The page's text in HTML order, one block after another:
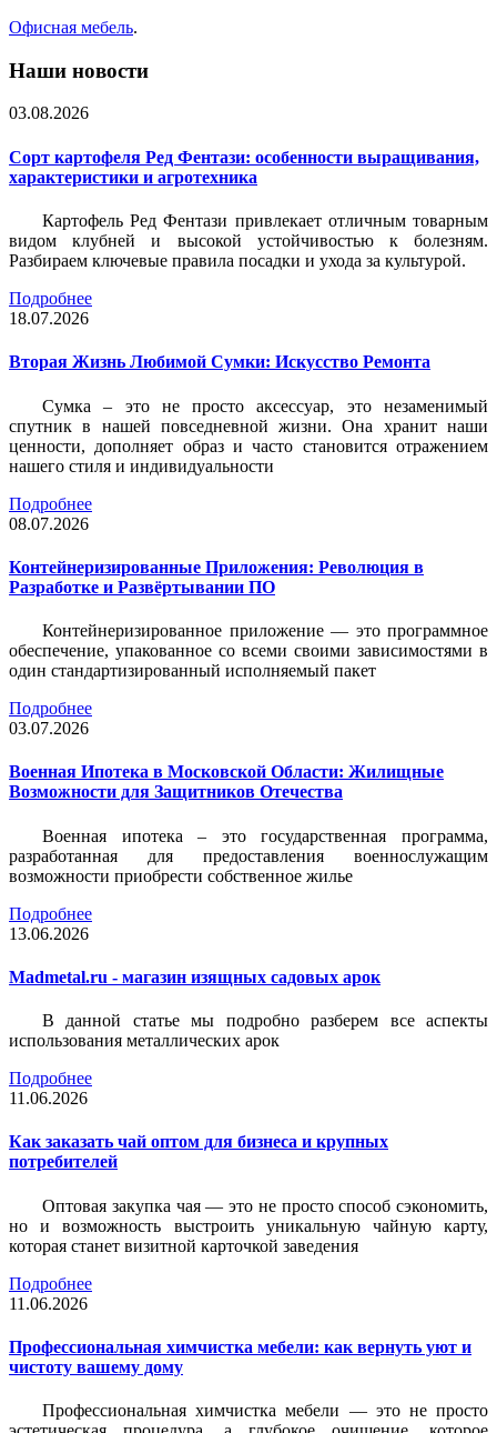
Офисная мебель.
Наши новости
03.08.2026
Сорт картофеля Ред Фентази: особенности выращивания,
характеристики и агротехника
Картофель Ред Фентази привлекает отличным товарным
видом клубней и высокой устойчивостью к болезням.
Разбираем ключевые правила посадки и ухода за культурой.
Подробнее
18.07.2026
Вторая Жизнь Любимой Сумки: Искусство Ремонта
Сумка – это не просто аксессуар, это незаменимый
спутник в нашей повседневной жизни. Она хранит наши
ценности, дополняет образ и часто становится отражением
нашего стиля и индивидуальности
Подробнее
08.07.2026
Контейнеризированные Приложения: Революция в
Разработке и Развёртывании ПО
Контейнеризированное приложение — это программное
обеспечение, упакованное со всеми своими зависимостями в
один стандартизированный исполняемый пакет
Подробнее
03.07.2026
Военная Ипотека в Московской Области: Жилищные
Возможности для Защитников Отечества
Военная ипотека – это государственная программа,
разработанная для предоставления военнослужащим
возможности приобрести собственное жилье
Подробнее
13.06.2026
Madmetal.ru - магазин изящных садовых арок
В данной статье мы подробно разберем все аспекты
использования металлических арок
Подробнее
11.06.2026
Как заказать чай оптом для бизнеса и крупных
потребителей
Оптовая закупка чая — это не просто способ сэкономить,
но и возможность выстроить уникальную чайную карту,
которая станет визитной карточкой заведения
Подробнее
11.06.2026
Профессиональная химчистка мебели: как вернуть уют и
чистоту вашему дому
Профессиональная химчистка мебели — это не просто